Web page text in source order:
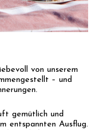
von unserem
– und
gemütlich und
entspannten Ausflug.